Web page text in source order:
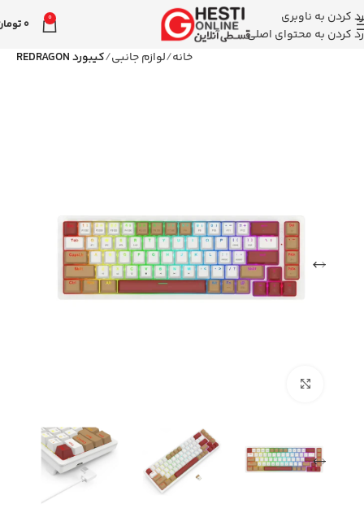
رد کردن به ناوبری
رد کردن به محتوای اصلی
0
0
خانه لوازم جانبی کیبورد REDRAGON